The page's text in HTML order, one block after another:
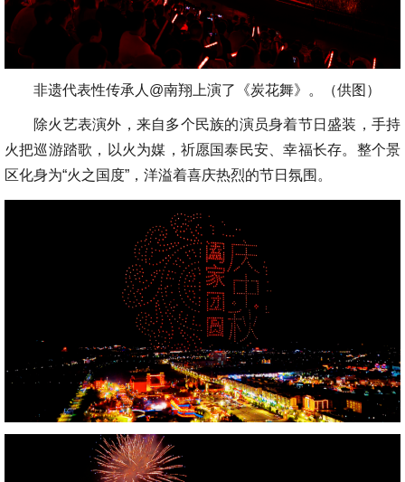
非遗代表性传承人@南翔上演了《炭花舞》。（供图）
除火艺表演外，来自多个民族的演员身着节日盛装，手持
火把巡游踏歌，以火为媒，祈愿国泰民安、幸福长存。整个景
区化身为“火之国度”，洋溢着喜庆热烈的节日氛围。